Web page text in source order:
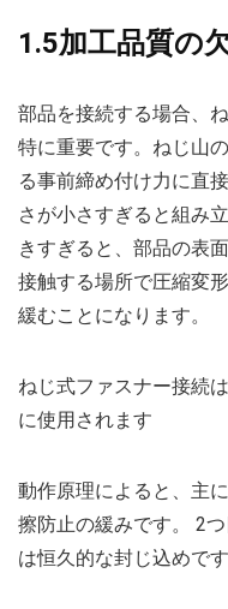
1.5加工品質の
部品を接続する場合、
特に重要です。ねじ山
る事前締め付け力に直
さが小さすぎると組み
きすぎると、部品の表
接触する場所で圧縮変
緩むことになります。
ねじ式ファスナー接続
に使用されます
動作原理によると、主
擦防止の緩みです。 2
は恒久的な封じ込めです